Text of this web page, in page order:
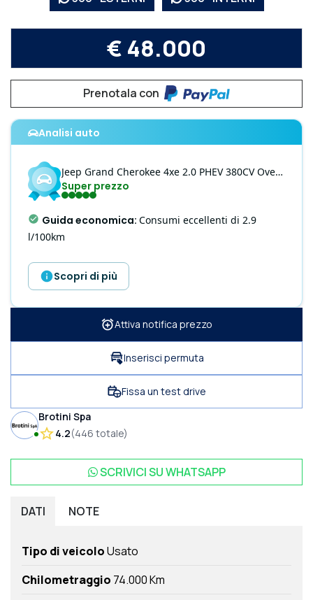
€ 48.000
Prenotala con
Analisi auto
Jeep Grand Cherokee 4xe 2.0 PHEV 380CV Overland Auto 4WD
Super prezzo
Guida economica: Consumi eccellenti di 2.9
l/100km
Scopri di più
Attiva notifica prezzo
Inserisci permuta
Fissa un test drive
Brotini Spa
4.2(446 totale)
SCRIVICI SUWHATSAPP
DATI NOTE
Tipo di veicoloUsato
Chilometraggio 74.000 Km